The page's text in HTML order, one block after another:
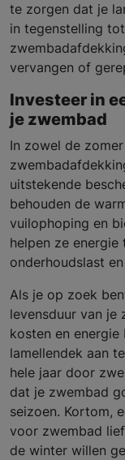
te zorgen dat je
in tegenstelling
vervangen of
Investeer in
je zwembad
In zowel de
uitstekende
behouden de
vuilophoping en
helpen ze energie
onderhoudslast
Als je op zoek
levensduur van
kosten en
lamellendek aan
hele jaar door
dat je zwembad
seizoen. Kortom,
voor zwembad
de winter willen